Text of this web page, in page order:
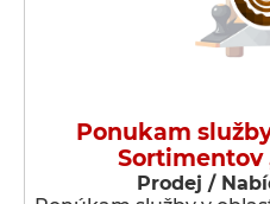
Ponukam
Sortimentov
Prodej /